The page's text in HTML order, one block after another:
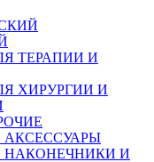
ТЕРАПИИ И
ХИРУРГИИ И
НАКОНЕЧНИКИ И